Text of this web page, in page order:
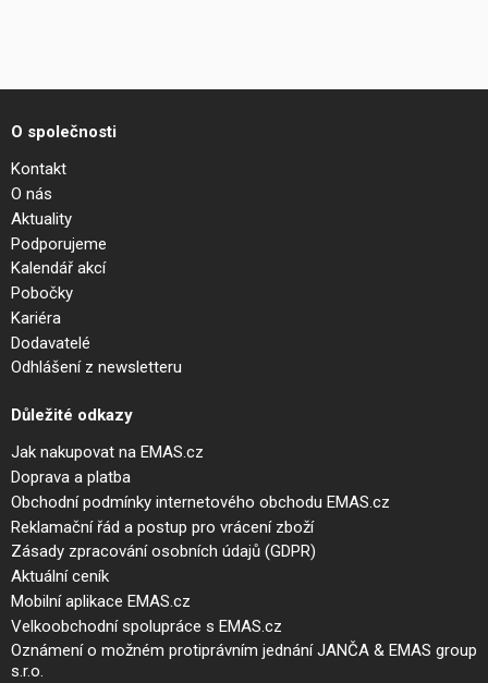
O společnosti
Kontakt
O nás
Aktuality
Podporujeme
Kalendář akcí
Pobočky
Kariéra
Dodavatelé
Odhlášení z newsletteru
Důležité odkazy
Jak nakupovat na EMAS.cz
Doprava a platba
Obchodní podmínky internetového obchodu EMAS.cz
Reklamační řád a postup pro vrácení zboží
Zásady zpracování osobních údajů (GDPR)
Aktuální ceník
Mobilní aplikace EMAS.cz
Velkoobchodní spolupráce s EMAS.cz
Oznámení o možném protiprávním jednání JANČA & EMAS group
s.r.o.